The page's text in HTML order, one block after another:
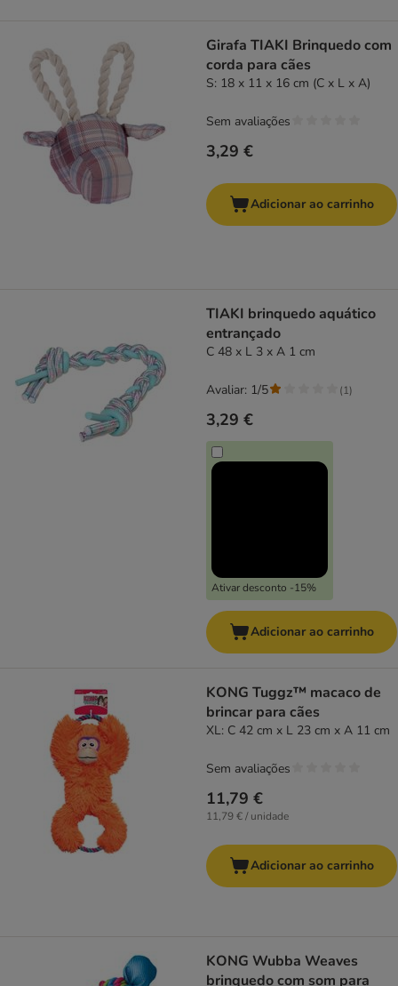
Girafa TIAKI Brinquedo com
corda para cães
S: 18 x 11 x 16 cm (C x L x A)
3,29 €
Sem avaliações
Adicionar ao carrinho
TIAKI brinquedo aquático
entrançado
C 48 x L 3 x A 1 cm
3,29 €
Ativar desconto -15%
Avaliar: 1/5 (1)
Adicionar ao carrinho
KONG Tuggz™ macaco de
brincar para cães
XL: C 42 cm x L 23 cm x A 11 cm
11,79 €
11,79 € / unidade
Sem avaliações
Adicionar ao carrinho
KONG Wubba Weaves
brinquedo com som para